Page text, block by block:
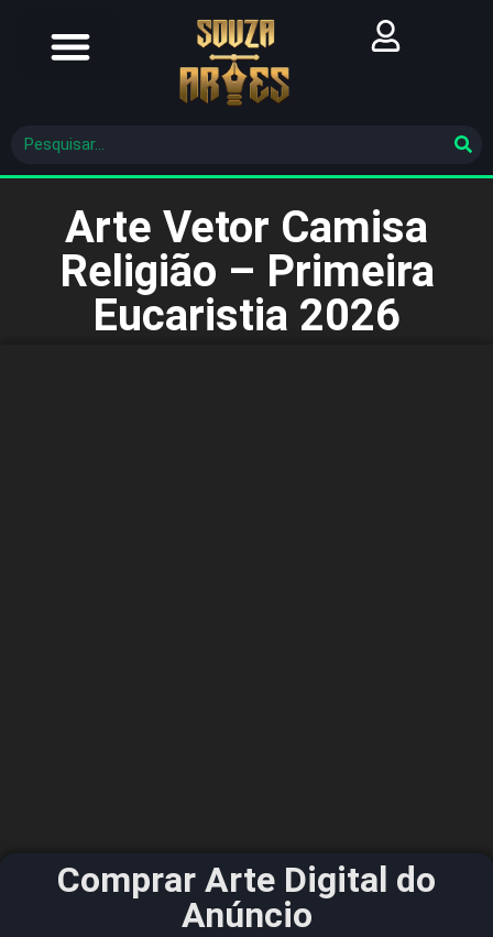
Arte Vetor Camisa
Religião – Primeira
Eucaristia 2026
Comprar Arte Digital do
Anúncio